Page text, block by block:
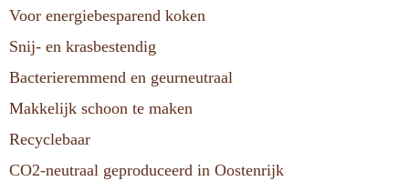
Voor energiebesparend koken
Snij- en krasbestendig
Bacterieremmend en geurneutraal
Makkelijk schoon te maken
Recyclebaar
CO2-neutraal geproduceerd in Oostenrijk